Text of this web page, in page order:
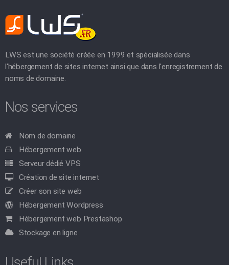
LWS est une société créée en 1999 et spécialisée dans
l'hébergement de sites internet ainsi que dans l'enregistrement de
noms de domaine.
Nos services
Nom de domaine
Hébergement web
Serveur dédié VPS
Création de site internet
Créer son site web
Hébergement Wordpress
Hébergement web Prestashop
Stockage en ligne